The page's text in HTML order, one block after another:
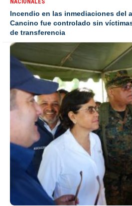
NACIONALES
Incendio en las inmediaciones del
Cancino fue controlado sin
de transferencia